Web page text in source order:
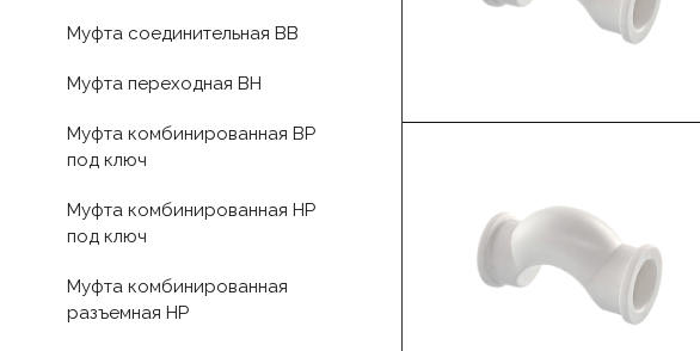
Муфта соединительная ВВ
Муфта переходная ВН
Муфта комбинированная ВР
под ключ
Муфта комбинированная НР
под ключ
Муфта комбинированная
разъемная НР